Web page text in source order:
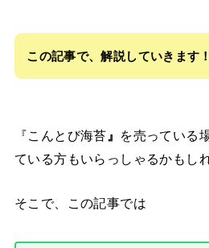
この記事で、解説していきます！
『こんとび海苔 』 を売っている
ている方もいらっしゃるかもし
そこで、この記事では